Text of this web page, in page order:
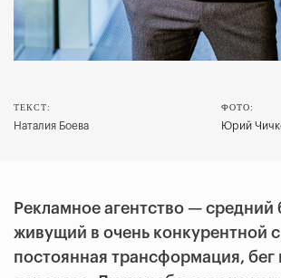
ТЕКСТ:
Наталия Боева
ФОТО:
Юрий
Рекламное агентство — средний
живущий в очень конкурентной
постоянная трансформация, бег